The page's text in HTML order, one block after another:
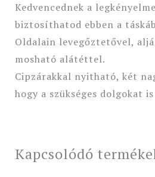
Kedvencednek a
biztosíthatod ebben a
Oldalain levegőztetővel,
mosható alátéttel.
Cipzárakkal nyitható, két
hogy a szükséges dolgokat
Kapcsolódó